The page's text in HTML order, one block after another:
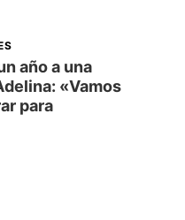
año a una
«Vamos
para